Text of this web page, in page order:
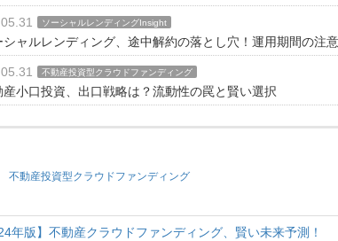
ソーシャルレンディングInsight
シャルレンディング、途中解約の落とし穴！運用期間の注
不動産投資型クラウドファンディング
産小口投資、出口戦略は？流動性の罠と賢い選択
不動産投資型クラウドファンディング
年版】不動産クラウドファンディング、賢い未来予測！